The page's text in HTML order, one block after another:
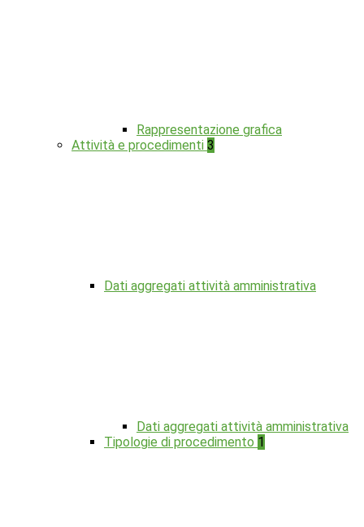
Rappresentazione grafica
Attività e procedimenti 3
Dati aggregati attività amministrativa
Dati aggregati attività amministrativa
Tipologie di procedimento 1